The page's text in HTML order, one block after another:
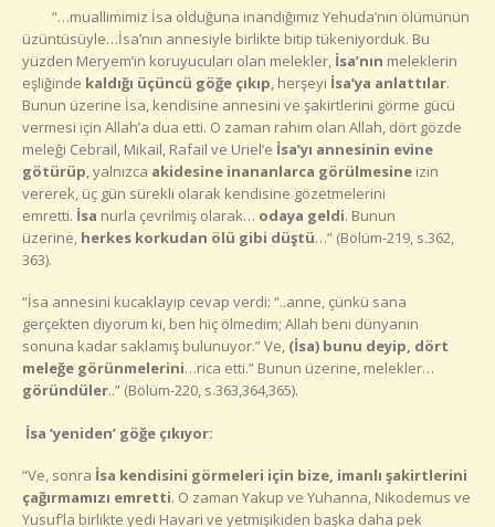
“…muallimimiz İsa olduğuna inandığımız Yehuda’nın ölümünün
üzüntüsüyle…İsa’nın annesiyle birlikte bitip tükeniyorduk. Bu
yüzden Meryem’in koruyucuları olan melekler, İsa’nın meleklerin
eşliğinde kaldığı üçüncü göğe çıkıp , herşeyi İsa’ya anlattılar.
Bunun üzerine İsa, kendisine annesini ve şakirtlerini görme gücü
vermesi için Allah’a dua etti. O zaman rahim olan Allah, dört gözde
meleği Cebrail, Mikail, Rafail ve Uriel’e İsa’yı annesinin evine
götürüp , yalnızca akidesine inananlarca görülmesine izin
vererek, üç gün sürekli olarak kendisine gözetmelerini
emretti. İsa nurla çevrilmiş olarak… odaya geldi. Bunun
üzerine, herkes korkudan ölü gibi düştü…” (Bölüm-219, s.362,
363).
“İsa annesini kucaklayıp cevap verdi: “..anne, çünkü sana
gerçekten diyorum ki, ben hiç ölmedim; Allah beni dünyanın
sonuna kadar saklamış bulunuyor.” Ve, (İsa) bunu deyip, dört
meleğe görünmelerini…rica etti.” Bunun üzerine, melekler…
göründüler..” (Bölüm-220, s.363,364,365).
İsa ‘yeniden’ göğe çıkıyor:
“Ve, sonra İsa kendisini görmeleri için bize, imanlı şakirtlerini
çağırmamızı emretti. O zaman Yakup ve Yuhanna, Nikodemus ve
Yusuf’la birlikte yedi Havari ve yetmişikiden başka daha pek